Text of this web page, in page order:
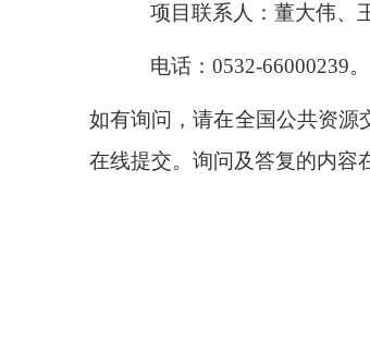
项目联系人：董大伟、
电话： 0532-66000239。
如有询问，请在全国公共资源
在线提交。询问及答复的内容